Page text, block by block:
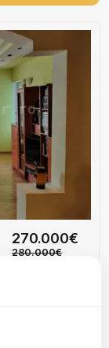
270.000€
280.000€